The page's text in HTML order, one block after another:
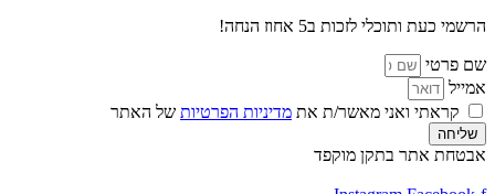
הרשמי כעת ותוכלי לזכות ב5 אחוז הנחה!
שם פרטי
אמייל
קראתי ואני מאשר/ת את מדיניות הפרטיות של האתר
שליחה
אבטחת אתר בתקן מוקפד